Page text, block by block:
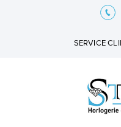
SERVICE